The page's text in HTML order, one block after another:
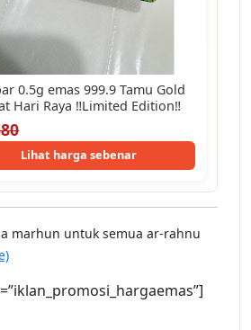
0.5g emas 999.9 Tamu Gold
Hari Raya ‼️Limited Edition‼️
Lihat harga sebenar
marhun untuk semua ar-rahnu